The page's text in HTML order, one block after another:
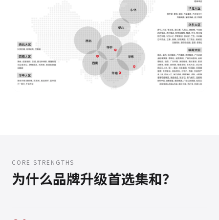
CORE STRENGTHS
为什么品牌升级首选集和？